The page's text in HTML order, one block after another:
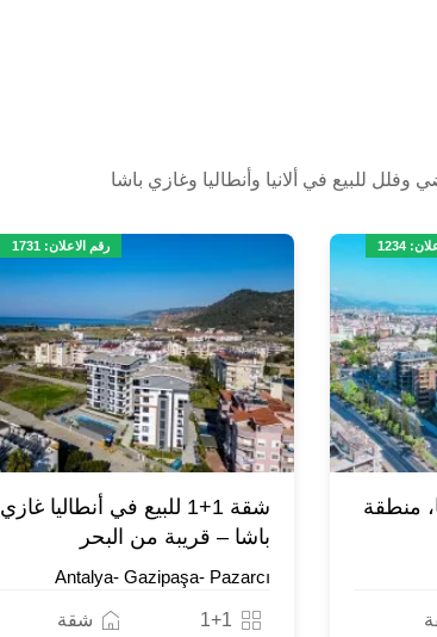
للبيع في ألانيا وأنطاليا وغازي باشا
1234
منطقة
رقم الاعلان: 1731
شقة 1+1 للبيع في أنطاليا غازي
باشا – قريبة من البحر
Antalya- Gazipaşa- Pazarcı
شقة 1+1